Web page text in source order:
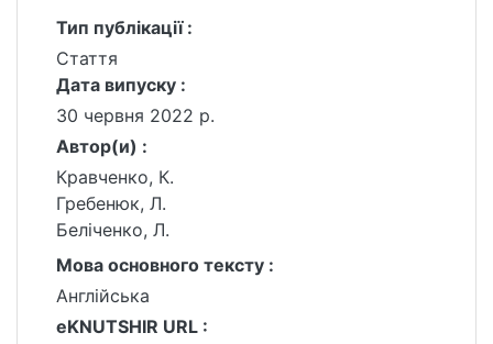
Тип публікації :
Стаття
Дата випуску :
30 червня 2022 р.
Автор(и) :
Кравченко, К.
Гребенюк, Л.
Беліченко, Л.
Мова основного тексту :
Англійська
eKNUTSHIR URL :